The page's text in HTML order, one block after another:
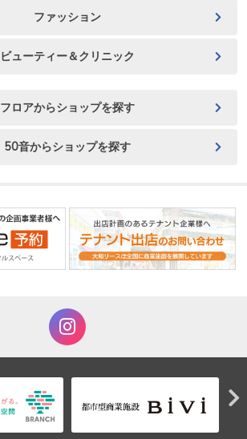
ファッション
ビューティー＆クリニック
フロアからショップを探す
50音からショップを探す